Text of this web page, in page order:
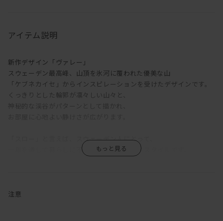
アイテム説明
新作デザイン「ヴァレー」
スウェーデン最高峰、山頂を氷河に覆われた優美な山
「ケブネカイセ」からインスピレーションを受けたデザインです。
くっきりとした輪郭が凛々しい山々と、
「スロー」と言えば、スウェーデン人にとって、
一年を通して暮らしに不可欠なぬくもりテキスタイルです。
注意